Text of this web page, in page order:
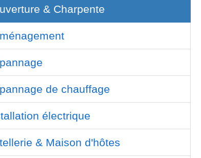
& Charpente
de chauffage
électrique
& Maison d'hôtes